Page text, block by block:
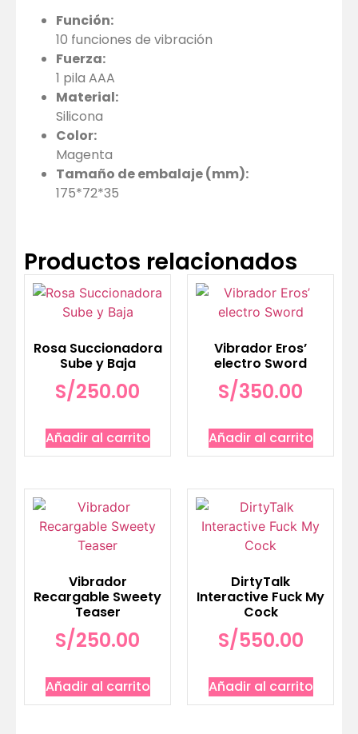
Función:
10 funciones de vibración
Fuerza:
1 pila AAA
Material:
Silicona
Color:
Magenta
Tamaño de embalaje (mm):
175*72*35
Productos relacionados
Rosa Succionadora
Sube y Baja
S/250.00
Añadir al carrito
Vibrador Eros’
electro Sword
S/350.00
Añadir al carrito
Vibrador
Recargable Sweety
Teaser
S/250.00
Añadir al carrito
DirtyTalk
Interactive Fuck My
Cock
S/550.00
Añadir al carrito